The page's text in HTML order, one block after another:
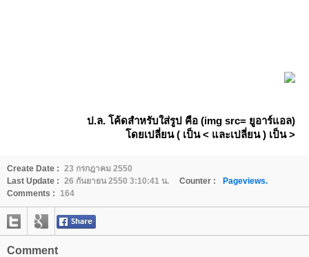
ป.ล. ค้ดสำหรับใส่รูป คือ (img src= ยูอาร์แอล)
ดยเปลี่ยน ( เป็น < และเปลี่ยน ) เป็น >
Create Date : 23 กรกฎาคม 2550
Last Update : 26 กันยายน 2550 3:10:41 น. Counter :
Pageviews.
Comments : 164
Comment